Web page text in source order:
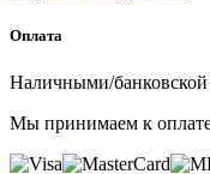
Оплата
Наличными/банковской
Мы принимаем к